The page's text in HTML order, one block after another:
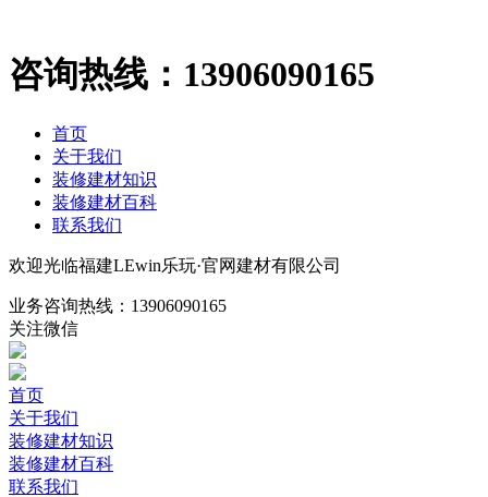
咨询热线： 13906090165
首页
关于我们
装修建材知识
装修建材百科
联系我们
欢迎光临福建LEwin乐玩·官网建材有限公司
业务咨询热线： 13906090165
关注微信
首页
关于我们
装修建材知识
装修建材百科
联系我们